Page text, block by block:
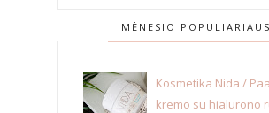
MĖNESIO
Kosmetika Nida /
kremo su hialurono